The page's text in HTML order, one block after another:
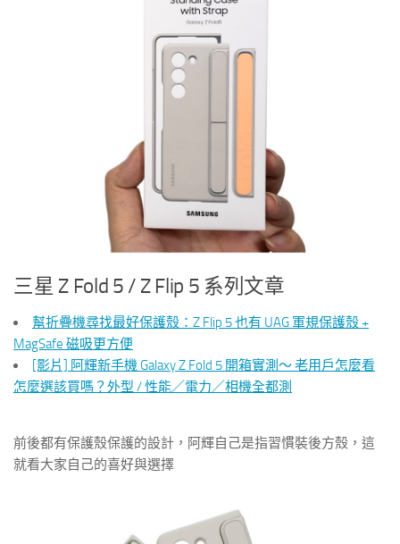
三星 Z Fold 5 / Z Flip 5 系列文章
幫折疊機尋找最好保護殼：Z Flip 5 也有 UAG 軍規保護殼 +
MagSafe 磁吸更方便
[影片] 阿輝新手機 Galaxy Z Fold 5 開箱實測～ 老用戶怎麼看
怎麼選該買嗎？外型 / 性能／電力／相機全都測
前後都有保護殼保護的設計，阿輝自己是指習慣裝後方殼，這
就看大家自己的喜好與選擇